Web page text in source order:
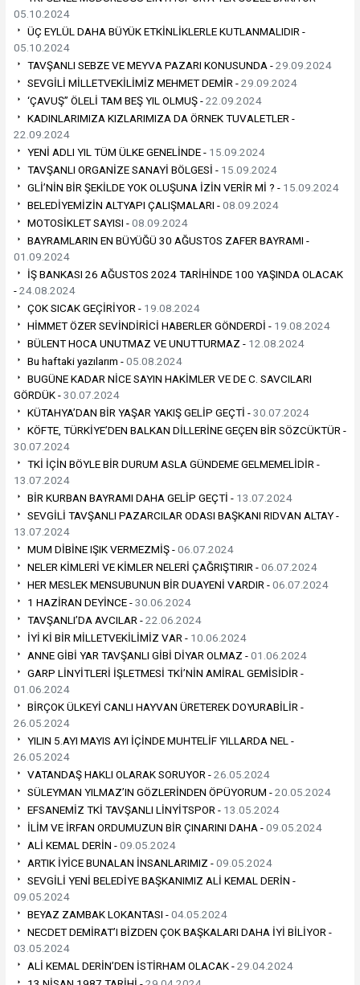
05.10.2024
ÜÇ EYLÜL DAHA BÜYÜK ETKİNLİKLERLE KUTLANMALIDIR -
05.10.2024
TAVŞANLI SEBZE VE MEYVA PAZARI KONUSUNDA -29.09.2024
SEVGİLİ MİLLETVEKİLİMİZ MEHMET DEMİR -29.09.2024
‘ÇAVUŞ” ÖLELİ TAM BEŞ YIL OLMUŞ -22.09.2024
KADINLARIMIZA KIZLARIMIZA DA ÖRNEK TUVALETLER -
22.09.2024
YENİ ADLI YIL TÜM ÜLKE GENELİNDE - 15.09.2024
TAVŞANLI ORGANİZE SANAYİ BÖLGESİ - 15.09.2024
GLİ’NİN BİR ŞEKİLDE YOK OLUŞUNA İZİN VERİR Mİ ? - 15.09.2024
BELEDİYEMİZİN ALTYAPI ÇALIŞMALARI -08.09.2024
MOTOSİKLET SAYISI -08.09.2024
BAYRAMLARIN EN BÜYÜĞÜ 30 AĞUSTOS ZAFER BAYRAMI -
01.09.2024
İŞ BANKASI 26 AĞUSTOS 2024 TARİHİNDE 100 YAŞINDA OLACAK
-24.08.2024
ÇOK SICAK GEÇİRİYOR - 19.08.2024
HİMMET ÖZER SEVİNDİRİCİ HABERLER GÖNDERDİ - 19.08.2024
BÜLENT HOCA UNUTMAZ VE UNUTTURMAZ - 12.08.2024
Bu haftaki yazılarım -05.08.2024
BUGÜNE KADAR NİCE SAYIN HAKİMLER VE DE C. SAVCILARI
GÖRDÜK -30.07.2024
KÜTAHYA’DAN BİR YAŞAR YAKIŞ GELİP GEÇTİ -30.07.2024
KÖFTE, TÜRKİYE’DEN BALKAN DİLLERİNE GEÇEN BİR SÖZCÜKTÜR -
30.07.2024
TKİ İÇİN BÖYLE BİR DURUM ASLA GÜNDEME GELMEMELİDİR -
13.07.2024
BİR KURBAN BAYRAMI DAHA GELİP GEÇTİ - 13.07.2024
SEVGİLİ TAVŞANLI PAZARCILAR ODASI BAŞKANI RIDVAN ALTAY -
13.07.2024
MUM DİBİNE IŞIK VERMEZMİŞ -06.07.2024
NELER KİMLERİ VE KİMLER NELERİ ÇAĞRIŞTIRIR -06.07.2024
HER MESLEK MENSUBUNUN BİR DUAYENİ VARDIR -06.07.2024
1 HAZİRAN DEYİNCE -30.06.2024
TAVŞANLI’DA AVCILAR -22.06.2024
İYİ Kİ BİR MİLLETVEKİLİMİZ VAR - 10.06.2024
ANNE GİBİ YAR TAVŞANLI GİBİ DİYAR OLMAZ -01.06.2024
GARP LİNYİTLERİ İŞLETMESİ TKİ’NİN AMİRAL GEMİSİDİR -
01.06.2024
BİRÇOK ÜLKEYİ CANLI HAYVAN ÜRETEREK DOYURABİLİR -
26.05.2024
YILIN 5.AYI MAYIS AYI İÇİNDE MUHTELİF YILLARDA NEL -
26.05.2024
VATANDAŞ HAKLI OLARAK SORUYOR -26.05.2024
SÜLEYMAN YILMAZ’IN GÖZLERİNDEN ÖPÜYORUM -20.05.2024
EFSANEMİZ TKİ TAVŞANLI LİNYİTSPOR - 13.05.2024
İLİM VE İRFAN ORDUMUZUN BİR ÇINARINI DAHA -09.05.2024
ALİ KEMAL DERİN -09.05.2024
ARTIK İYİCE BUNALAN İNSANLARIMIZ -09.05.2024
SEVGİLİ YENİ BELEDİYE BAŞKANIMIZ ALİ KEMAL DERİN -
09.05.2024
BEYAZ ZAMBAK LOKANTASI -04.05.2024
NECDET DEMİRAT’I BİZDEN ÇOK BAŞKALARI DAHA İYİ BİLİYOR -
03.05.2024
ALİ KEMAL DERİN’DEN İSTİRHAM OLACAK -29.04.2024